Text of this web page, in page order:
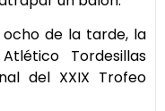
de la tarde, la
Tordesillas
del XXIX Trofeo